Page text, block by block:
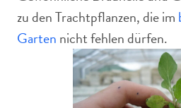
zu den Trachtpflanzen, die im
Garten nicht fehlen dürfen.